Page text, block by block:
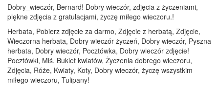
Dobry_wieczór, Bernard! Dobry wieczór, zdjęcia z życzeniami,
piękne zdjęcia z gratulacjami, życzę miłego wieczoru.!
Herbata, Pobierz zdjęcie za darmo, Zdjęcie z herbatą, Zdjęcie,
Wieczorna herbata, Dobry wieczór życzeń, Dobry wieczór, Pyszna
herbata, Dobry wieczór, Pocztówka, Dobry wieczór zdjęcie!
Pocztówki, Miś, Bukiet kwiatów, Życzenia dobrego wieczoru,
Zdjęcia, Róże, Kwiaty, Koty, Dobry wieczór, życzę wszystkim
miłego wieczoru, Tulipany!